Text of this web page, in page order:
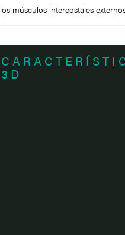
los músculos intercostales
3D